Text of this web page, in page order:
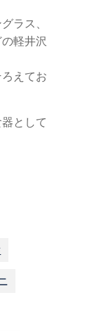
ラス、
軽井沢
えてお
として